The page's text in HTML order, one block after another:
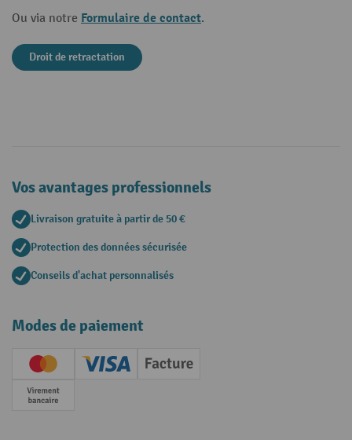
Ou via notre Formulaire de contact.
Droit de retractation
Vos avantages professionnels
Livraison gratuite à partir de 50 €
Protection des données sécurisée
Conseils d'achat personnalisés
Modes de paiement
Creditcard (Master)Creditcard (Visa)
Facture
Paiement anticipé